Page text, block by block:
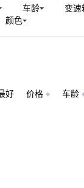
车龄 变速
颜色
好 价格 车龄